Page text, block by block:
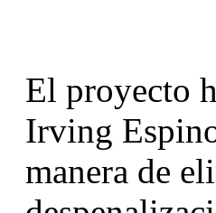
El proyecto
Irving
manera de